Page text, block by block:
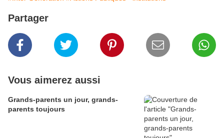
Partager
Vous aimerez aussi
Grands-parents un jour, grands-
parents toujours